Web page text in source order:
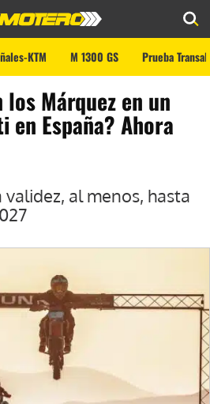
KTM M 1300 GS Prueba
Márquez en un
España? Ahora
al menos, hasta